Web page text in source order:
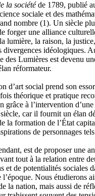
la sociétéde 1789, publié
sociale et des
nombre (1). Un siècle
forger une alliance
lumière, la raison, la
idéologiques.
des Lumières est devenu
réformateur.
d’art social prend son
théorique et pratique
grâce à l’intervention
car il fournit un élan
formation de l’État
de personnages
est de proposer une
tout à la relation entre
et de potentialités sociales
Nous étudierons
la nation, mais aussi de